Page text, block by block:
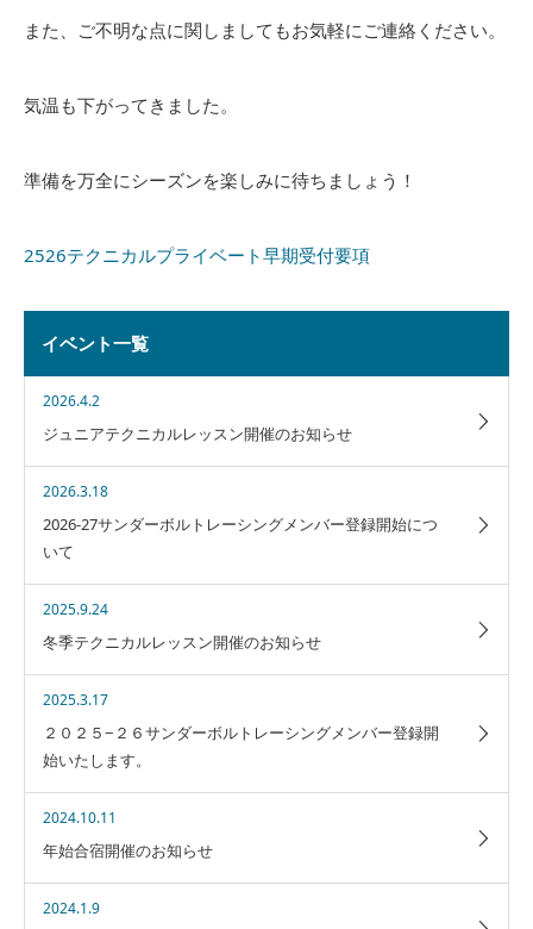
また、ご不明な点に関しましてもお気軽にご連絡ください。
気温も下がってきました。
準備を万全にシーズンを楽しみに待ちましょう！
2526テクニカルプライベート早期受付要項
イベント一覧
2026.4.2
ジュニアテクニカルレッスン開催のお知らせ
2026.3.18
2026-27サンダーボルトレーシングメンバー登録開始につ
いて
2025.9.24
冬季テクニカルレッスン開催のお知らせ
2025.3.17
２０２５−２６サンダーボルトレーシングメンバー登録開
始いたします。
2024.10.11
年始合宿開催のお知らせ
2024.1.9